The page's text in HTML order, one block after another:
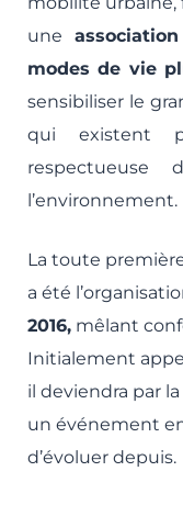
une
modes de vie
sensibiliser le
qui existent
l’environnement.
La toute
a été
2016, mêlant
Initialement
il deviendra par
un événement
d’évoluer depuis.